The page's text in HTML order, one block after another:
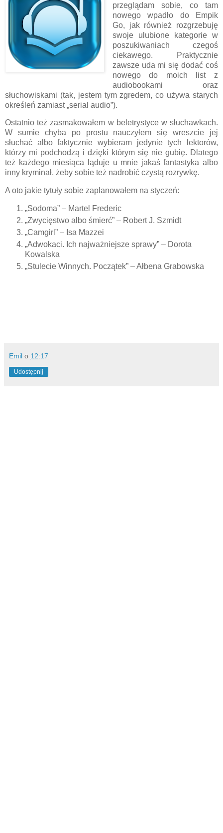
przeglądam sobie, co tam
nowego wpadło do Empik
Go, jak również rozgrzebuję
swoje ulubione kategorie w
poszukiwaniach czegoś
ciekawego. Praktycznie
zawsze uda mi się dodać coś
nowego do moich list z
audiobookami oraz
słuchowiskami (tak, jestem tym zgredem, co używa starych
określeń zamiast „serial audio”).
Ostatnio też zasmakowałem w beletrystyce w słuchawkach.
W sumie chyba po prostu nauczyłem się wreszcie jej
słuchać albo faktycznie wybieram jedynie tych lektorów,
którzy mi podchodzą i dzięki którym się nie gubię. Dlatego
też każdego miesiąca ląduje u mnie jakaś fantastyka albo
inny kryminał, żeby sobie też nadrobić czystą rozrywkę.
A oto jakie tytuły sobie zaplanowałem na styczeń:
„Sodoma” – Martel Frederic
„Zwycięstwo albo śmierć” – Robert J. Szmidt
„Camgirl” – Isa Mazzei
„Adwokaci. Ich najważniejsze sprawy” – Dorota
Kowalska
„Stulecie Winnych. Początek” – Ałbena Grabowska
Emil o 12:17
Udostępnij